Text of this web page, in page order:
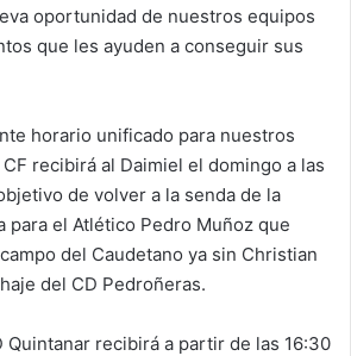
oportunidad de nuestros equipos
que les ayuden a conseguir sus
horario unificado para nuestros
recibirá al Daimiel el domingo a las
de volver a la senda de la
para el Atlético Pedro Muñoz que
del Caudetano ya sin Christian
del CD Pedroñeras.
Quintanar recibirá a partir de las 16:30